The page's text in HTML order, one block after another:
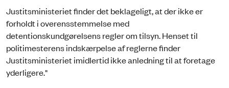
Justitsministeriet finder det beklageligt, at der ikke er
forholdt i overensstemmelse med
detentionskundgørelsens regler om tilsyn. Henset til
politimesterens indskærpelse af reglerne finder
Justitsministeriet imidlertid ikke anledning til at foretage
yderligere."